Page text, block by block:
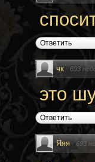
Ответить
чк · 693
это
Ответить
Яяя ·693